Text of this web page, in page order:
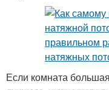
Если комната